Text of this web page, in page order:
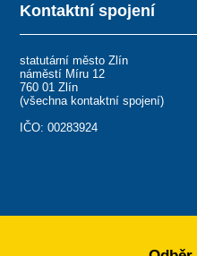
Kontaktní spojení
statutární město Zlín
náměstí Míru 12
760 01 Zlín
(všechna kontaktní spojení)
IČO: 00283924